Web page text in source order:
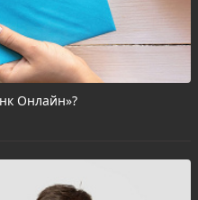
Онлайн»?